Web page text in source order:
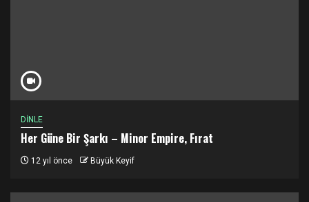
DİNLE
Her Güne Bir Şarkı – Minor Empire, Fırat
12 yıl önce Büyük Keyif